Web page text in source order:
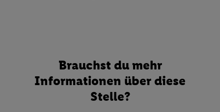
Brauchst du mehr
Informationen über diese
Stelle?